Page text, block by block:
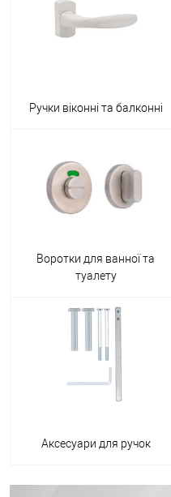
Ручки віконні та балконні
Воротки для ванної та
туалету
Аксесуари для ручок